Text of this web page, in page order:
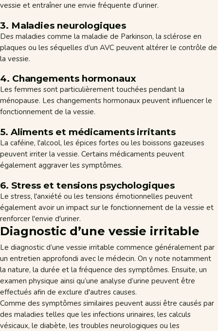
vessie et entraîner une envie fréquente d’uriner.
3. Maladies neurologiques
Des maladies comme la maladie de Parkinson, la sclérose en
plaques ou les séquelles d’un AVC peuvent altérer le contrôle de
la vessie.
4. Changements hormonaux
Les femmes sont particulièrement touchées pendant la
ménopause. Les changements hormonaux peuvent influencer le
fonctionnement de la vessie.
5. Aliments et médicaments irritants
La caféine, l'alcool, les épices fortes ou les boissons gazeuses
peuvent irriter la vessie. Certains médicaments peuvent
également aggraver les symptômes.
6. Stress et tensions psychologiques
Le stress, l'anxiété ou les tensions émotionnelles peuvent
également avoir un impact sur le fonctionnement de la vessie et
renforcer l'envie d'uriner.
Diagnostic d’une vessie irritable
Le diagnostic d’une vessie irritable commence généralement par
un entretien approfondi avec le médecin. On y note notamment
la nature, la durée et la fréquence des symptômes. Ensuite, un
examen physique ainsi qu’une analyse d’urine peuvent être
effectués afin de exclure d'autres causes.
Comme des symptômes similaires peuvent aussi être causés par
des maladies telles que les infections urinaires, les calculs
vésicaux, le diabète, les troubles neurologiques ou les